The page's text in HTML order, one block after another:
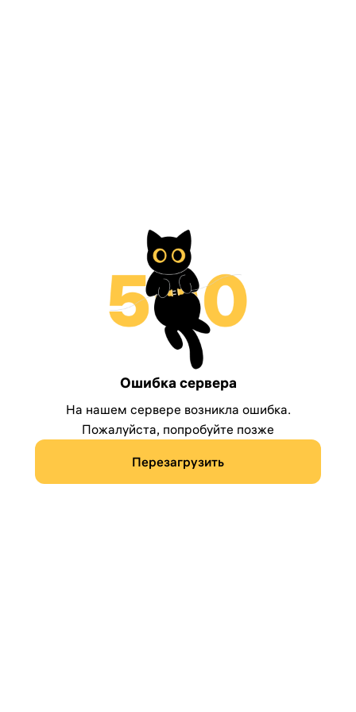
Ошибка сервера
На нашем сервере возникла ошибка.
Пожалуйста, попробуйте позже
Перезагрузить